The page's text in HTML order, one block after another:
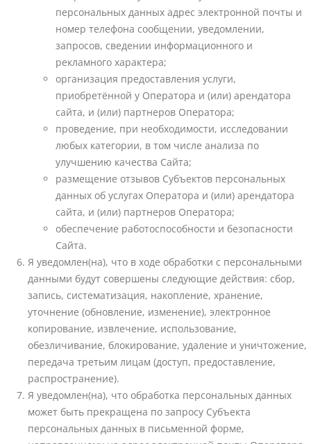
персональных данных адрес электронной почты и
номер телефона сообщении, уведомлении,
запросов, сведении информационного и
рекламного характера;
организация предоставления услуги,
приобретённой у Оператора и (или) арендатора
сайта, и (или) партнеров Оператора;
проведение, при необходимости, исследовании
любых категории, в том числе анализа по
улучшению качества Сайта;
размещение отзывов Субъектов персональных
данных об услугах Оператора и (или) арендатора
сайта, и (или) партнеров Оператора;
обеспечение работоспособности и безопасности
Сайта.
Я уведомлен(на), что в ходе обработки с персональными
данными будут совершены следующие действия: сбор,
запись, систематизация, накопление, хранение,
уточнение (обновление, изменение), электронное
копирование, извлечение, использование,
обезличивание, блокирование, удаление и уничтожение,
передача третьим лицам (доступ, предоставление,
распространение).
Я уведомлен(на), что обработка персональных данных
может быть прекращена по запросу Субъекта
персональных данных в письменной форме,